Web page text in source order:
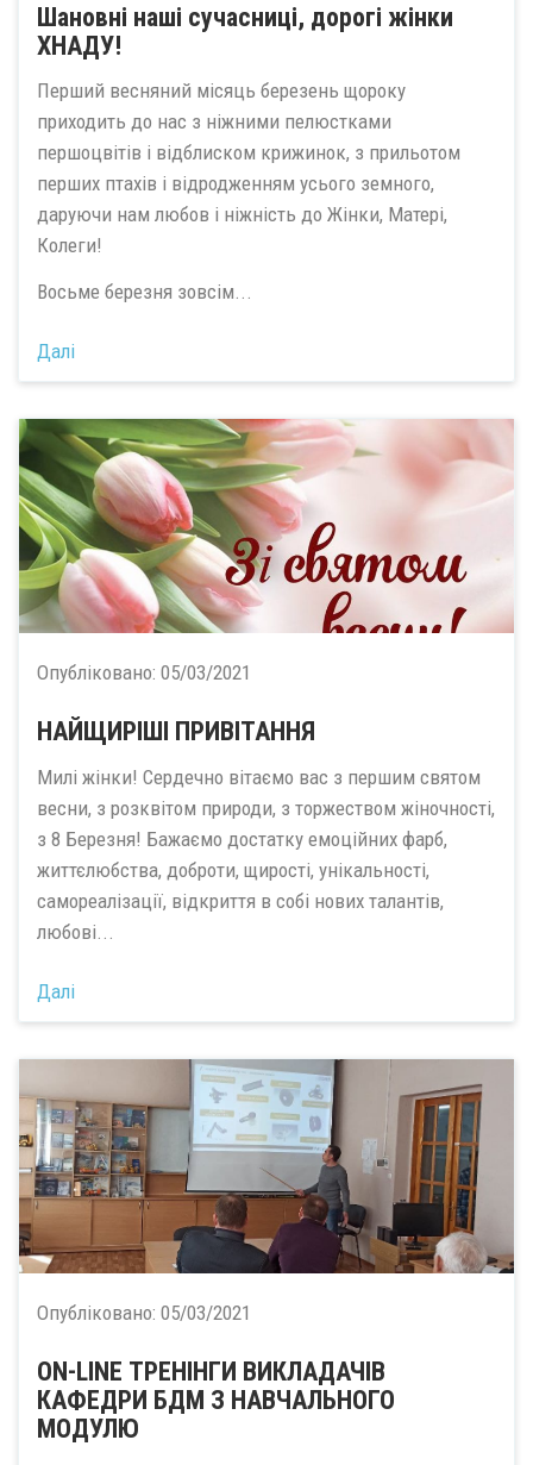
Шановні наші сучасниці, дорогі жінки
ХНАДУ!
Перший весняний місяць березень щороку
приходить до нас з ніжними пелюстками
першоцвітів і відблиском крижинок, з прильотом
перших птахів і відродженням усього земного,
даруючи нам любов і ніжність до Жінки, Матері,
Колеги!
Восьме березня зовсім...
Далі
Опубліковано: 05/03/2021
НАЙЩИРІШІ ПРИВІТАННЯ
Милі жінки! Сердечно вітаємо вас з першим святом
весни, з розквітом природи, з торжеством жіночності,
з 8 Березня! Бажаємо достатку емоційних фарб,
життєлюбства, доброти, щирості, унікальності,
самореалізації, відкриття в собі нових талантів,
любові...
Далі
Опубліковано: 05/03/2021
ON-LINE ТРЕНІНГИ ВИКЛАДАЧІВ
КАФЕДРИ БДМ З НАВЧАЛЬНОГО
МОДУЛЮ